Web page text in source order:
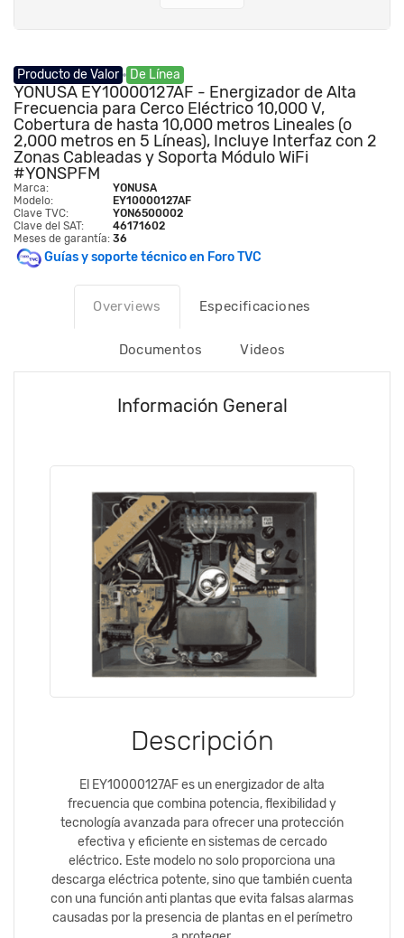
Producto de Valor De Línea
YONUSA EY10000127AF - Energizador de Alta
Frecuencia para Cerco Eléctrico 10,000 V,
Cobertura de hasta 10,000 metros Lineales (o
2,000 metros en 5 Líneas), Incluye Interfaz con 2
Zonas Cableadas y Soporta Módulo WiFi
#YONSPFM
Marca:
YONUSA
Modelo:
EY10000127AF
Clave TVC:
YON6500002
Clave del SAT:
46171602
Meses de garantía: 36
Guías y soporte técnico en Foro TVC
Overviews Especificaciones
Documentos Videos
Información General
Descripción
El EY10000127AF es un energizador de alta
frecuencia que combina potencia, flexibilidad y
tecnología avanzada para ofrecer una protección
efectiva y eficiente en sistemas de cercado
eléctrico. Este modelo no solo proporciona una
descarga eléctrica potente, sino que también cuenta
con una función anti plantas que evita falsas alarmas
causadas por la presencia de plantas en el perímetro